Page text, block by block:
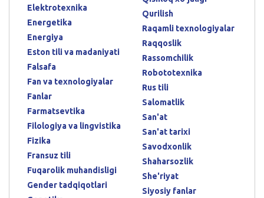
Elektrotexnika
Energetika
Energiya
Eston tili va madaniyati
Falsafa
Fan va texnologiyalar
Fanlar
Farmatsevtika
Filologiya va lingvistika
Fizika
Fransuz tili
Fuqarolik muhandisligi
Gender tadqiqotlari
Qurilish
Raqamli texnologiyalar
Raqqoslik
Rassomchilik
Robototexnika
Rus tili
Salomatlik
San'at
San'at tarixi
Savodxonlik
Shaharsozlik
She'riyat
Siyosiy fanlar